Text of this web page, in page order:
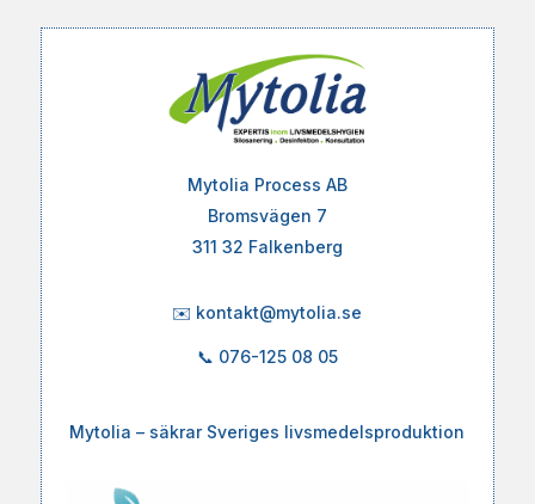
Mytolia Process AB
Bromsvägen 7
311 32 Falkenberg
✉️ kontakt@mytolia.se
📞 076-125 08 05
Mytolia – säkrar Sveriges livsmedelsproduktion